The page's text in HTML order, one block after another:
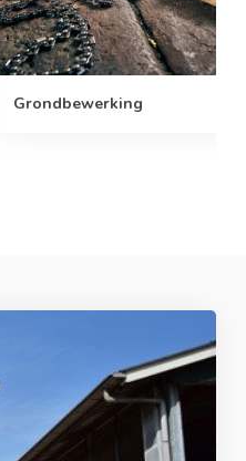
Grondbewerking